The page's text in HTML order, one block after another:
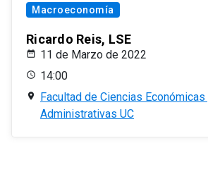
Macroeconomía
Ricardo Reis, LSE
11 de Marzo de 2022
14:00
Facultad de Ciencias Económicas
Administrativas UC